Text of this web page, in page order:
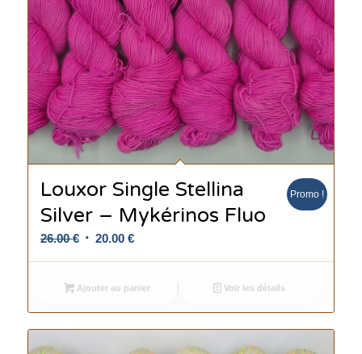
Louxor Single Stellina
Silver – Mykérinos Fluo
26.00€ Le
était :
26.00 €.
20.00 €Le
est :
20.00 €.
Promo !
Ajouter au panier Voir les détails